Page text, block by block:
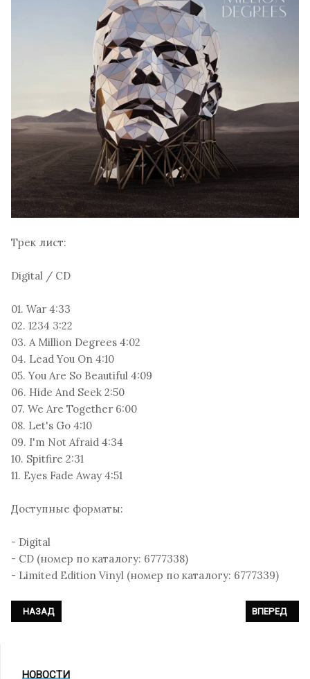
Трек лист:
Digital / CD
01. War 4:33
02. 1234 3:22
03. A Million Degrees 4:02
04. Lead You On 4:10
05. You Are So Beautiful 4:09
06. Hide And Seek 2:50
07. We Are Together 6:00
08. Let's Go 4:10
09. I'm Not Afraid 4:34
10. Spitfire 2:31
11. Eyes Fade Away 4:51
Доступные форматы:
- Digital
- CD (номер по каталогу: 6777338)
- Limited Edition Vinyl (номер по каталогу: 6777339)
ПРЕДЫДУЩИЙ: LADYTRON - «LADYTRON»
НАЗАД СЛЕДУЮЩИЙ:
ВПЕРЕД
НОВОСТИ